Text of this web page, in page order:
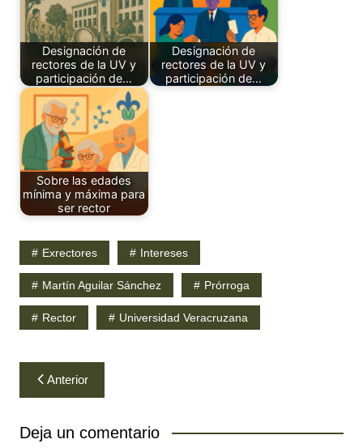
Designación de
rectores de la UV y
participación de…
Designación de
rectores de la UV y
participación de…
Sobre las edades
mínima y máxima para
ser rector
Exrectores Intereses
Martín Aguilar Sánchez Prórroga
Rector Universidad Veracruzana
Navegación
de
entradas
Anterior
Deja un comentario